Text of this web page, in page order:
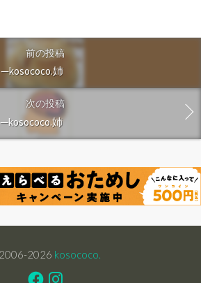
前の投稿
姉
次の投稿
姉
2026 kosococo.
FacebookInstagram